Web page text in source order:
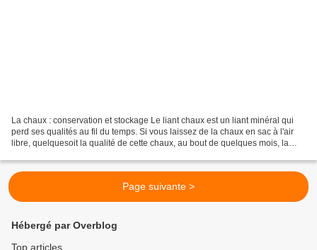
La chaux : conservation et stockage Le liant chaux est un liant minéral qui
perd ses qualités au fil du temps. Si vous laissez de la chaux en sac à l'air
libre, quelquesoit la qualité de cette chaux, au bout de quelques mois, la
Page suivante >
Hébergé par Overblog
Top articles